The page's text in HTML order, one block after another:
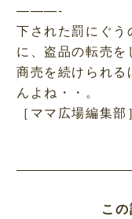
———-
下された罰にぐ
に、盗品の転売を
商売を続けられ
んよね・・。
［ママ広場編集部］
こ